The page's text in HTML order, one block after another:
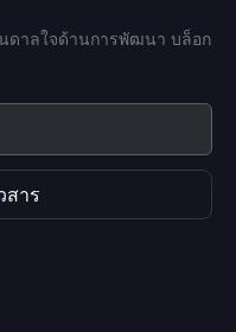
าลใจด้านการพัฒนา บล็อก
สาร